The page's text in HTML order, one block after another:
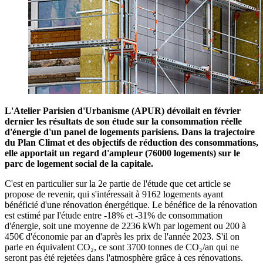
L'Atelier Parisien d'Urbanisme (APUR) dévoilait en février
dernier les résultats de son étude sur la consommation réelle
d'énergie d'un panel de logements parisiens. Dans la trajectoire
du Plan Climat et des objectifs de réduction des consommations,
elle apportait un regard d'ampleur (76000 logements) sur le
parc de logement social de la capitale.
C'est en particulier sur la 2e partie de l'étude que cet article se
propose de revenir, qui s'intéressait à 9162 logements ayant
bénéficié d'une rénovation énergétique. Le bénéfice de la rénovation
est estimé par l'étude entre -18% et -31% de consommation
d'énergie, soit une moyenne de 2236 kWh par logement ou 200 à
450€ d'économie par an d'après les prix de l'année 2023. S'il on
parle en équivalent CO₂, ce sont 3700 tonnes de CO₂/an qui ne
seront pas été rejetées dans l'atmosphère grâce à ces rénovations.